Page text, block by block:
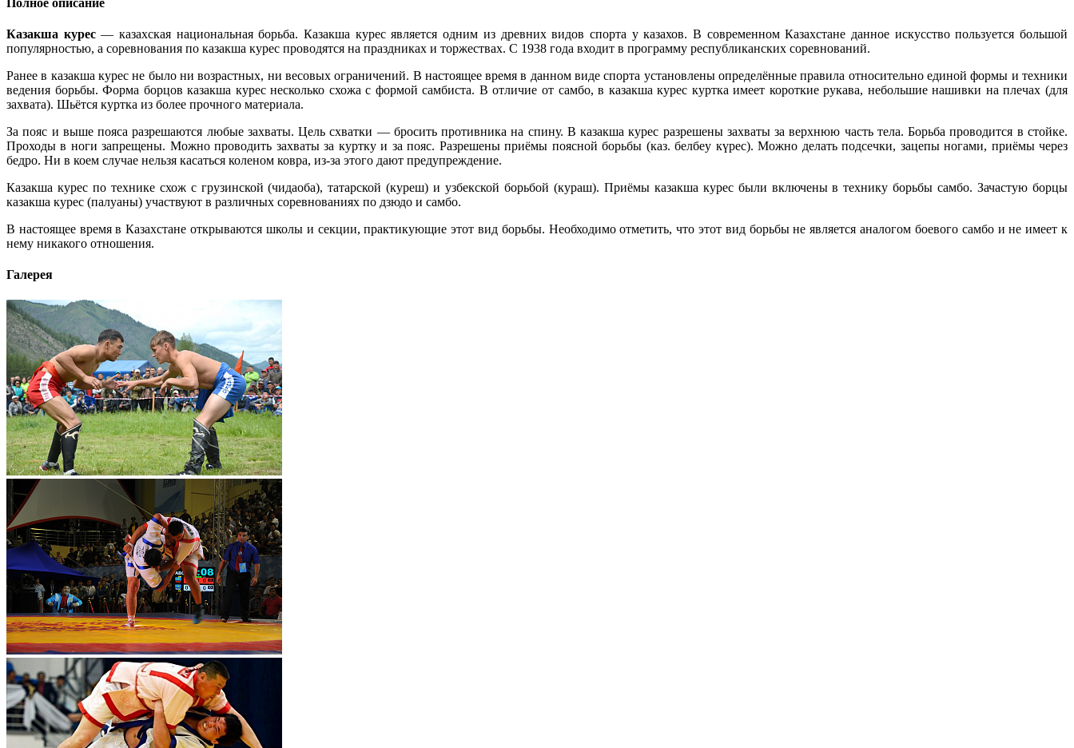
Полное описание
Казакша курес— казахская национальная борьба. Казакша курес является одним из древних видов спорта у казахов. В современном Казахстане данное искусство пользуется большой
популярностью, а соревнования по казакша курес проводятся на праздниках и торжествах. С 1938 года входит в программу республиканских соревнований.
Ранее в казакша курес не было ни возрастных, ни весовых ограничений. В настоящее время в данном виде спорта установлены определённые правила относительно единой формы и техники
ведения борьбы. Форма борцов казакша курес несколько схожа с формой самбиста. В отличие от самбо, в казакша курес куртка имеет короткие рукава, небольшие нашивки на плечах (для
захвата). Шьётся куртка из более прочного материала.
За пояс и выше пояса разрешаются любые захваты. Цель схватки — бросить противника на спину. В казакша курес разрешены захваты за верхнюю часть тела. Борьба проводится в стойке.
Проходы в ноги запрещены. Можно проводить захваты за куртку и за пояс. Разрешены приёмы поясной борьбы (каз. белбеу күрес). Можно делать подсечки, зацепы ногами, приёмы через
бедро. Ни в коем случае нельзя касаться коленом ковра, из-за этого дают предупреждение.
Казакша курес по технике схож с грузинской (чидаоба), татарской (куреш) и узбекской борьбой (кураш). Приёмы казакша курес были включены в технику борьбы самбо. Зачастую борцы
казакша курес (палуаны) участвуют в различных соревнованиях по дзюдо и самбо.
В настоящее время в Казахстане открываются школы и секции, практикующие этот вид борьбы. Необходимо отметить, что этот вид борьбы не является аналогом боевого самбо и не имеет к
нему никакого отношения.
Галерея